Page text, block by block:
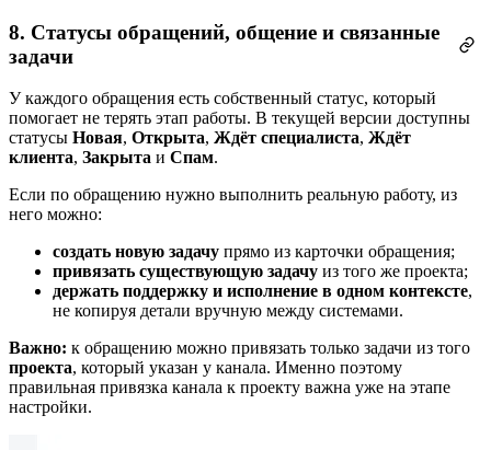
8. Статусы обращений, общение и связанные
задачи
У каждого обращения есть собственный статус, который
помогает не терять этап работы. В текущей версии доступны
статусы Новая, Открыта, Ждёт специалиста, Ждёт
клиента, Закрыта и Спам.
Если по обращению нужно выполнить реальную работу, из
него можно:
создать новую задачу прямо из карточки обращения;
привязать существующую задачу из того же проекта;
держать поддержку и исполнение в одном контексте,
не копируя детали вручную между системами.
Важно: к обращению можно привязать только задачи из того
проекта, который указан у канала. Именно поэтому
правильная привязка канала к проекту важна уже на этапе
настройки.